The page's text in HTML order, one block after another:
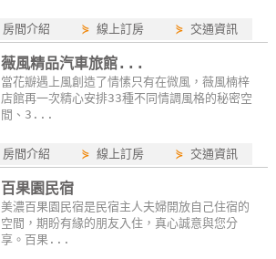
房間介紹 ⋟線上訂房 ⋟ 交通資訊
薇風精品汽車旅館...
當花瓣遇上風創造了情愫只有在微風，薇風楠梓
店館再一次精心安排33種不同情調風格的秘密空
間、3...
房間介紹 ⋟線上訂房 ⋟ 交通資訊
百果園民宿
美濃百果園民宿是民宿主人夫婦開放自己住宿的
空間，期盼有緣的朋友入住，真心誠意與您分
享。百果...